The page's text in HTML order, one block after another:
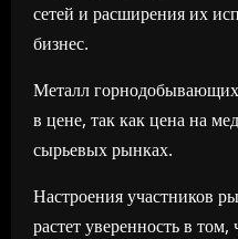
сетей и расширения их
бизнес.
Металл
в цене, так как цена на
сырьевых рынках.
Настроения участников
растет уверенность в